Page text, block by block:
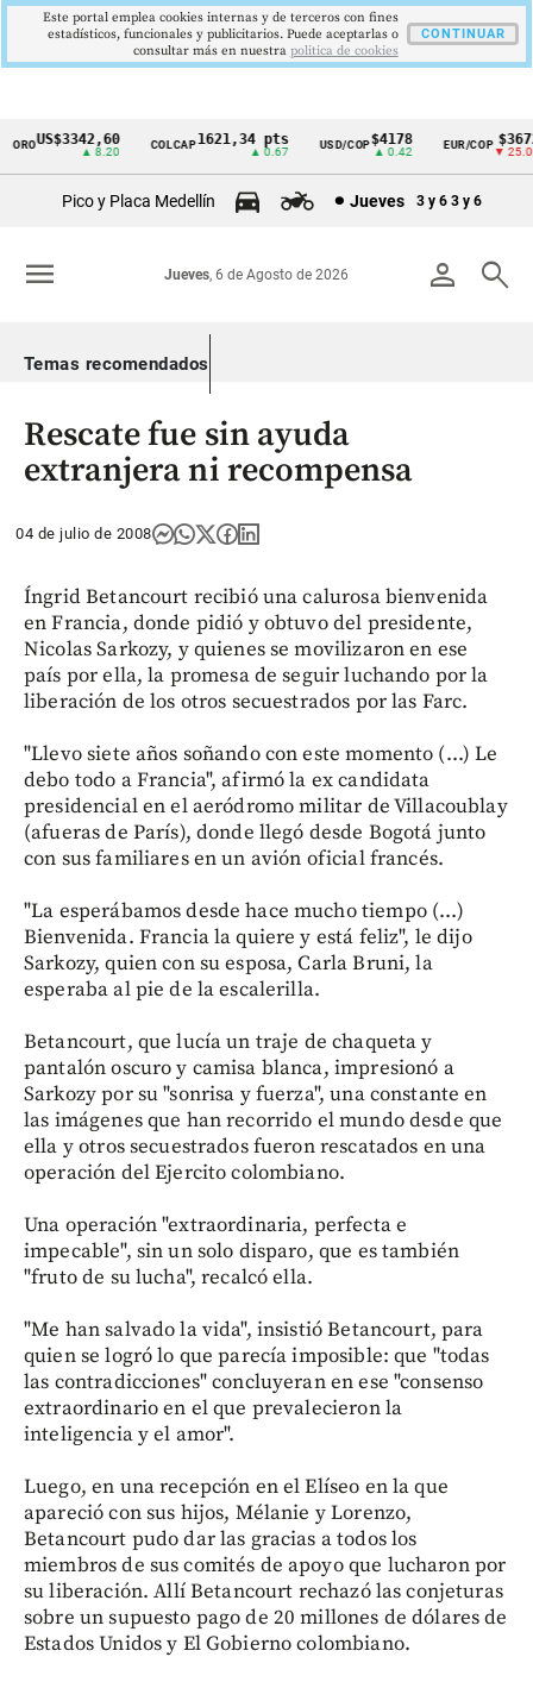
Cintillo
Colombia
US$3342,60
▲ 8.20
COLCAP1621,34 pts
▲ 0.67
USD/COP$4178
▲ 0.42
EUR/COP $3672
▼ 25.00
Pico y Placa Medellín Jueves 3 y 6 3 y 6
person search
Jueves, 6 de Agosto de 2026
menu
Temas recomendados
Rescate fue sin ayuda
extranjera ni recompensa
04 de julio de 2008
Íngrid Betancourt recibió una calurosa bienvenida
en Francia, donde pidió y obtuvo del presidente,
Nicolas Sarkozy, y quienes se movilizaron en ese
país por ella, la promesa de seguir luchando por la
liberación de los otros secuestrados por las Farc.
"Llevo siete años soñando con este momento (...) Le
debo todo a Francia", afirmó la ex candidata
presidencial en el aeródromo militar de Villacoublay
(afueras de París), donde llegó desde Bogotá junto
con sus familiares en un avión oficial francés.
"La esperábamos desde hace mucho tiempo (...)
Bienvenida. Francia la quiere y está feliz", le dijo
Sarkozy, quien con su esposa, Carla Bruni, la
esperaba al pie de la escalerilla.
Betancourt, que lucía un traje de chaqueta y
pantalón oscuro y camisa blanca, impresionó a
Sarkozy por su "sonrisa y fuerza", una constante en
las imágenes que han recorrido el mundo desde que
ella y otros secuestrados fueron rescatados en una
operación del Ejercito colombiano.
Una operación "extraordinaria, perfecta e
impecable", sin un solo disparo, que es también
"fruto de su lucha", recalcó ella.
"Me han salvado la vida", insistió Betancourt, para
quien se logró lo que parecía imposible: que "todas
las contradicciones" concluyeran en ese "consenso
extraordinario en el que prevalecieron la
inteligencia y el amor".
Luego, en una recepción en el Elíseo en la que
apareció con sus hijos, Mélanie y Lorenzo,
Betancourt pudo dar las gracias a todos los
miembros de sus comités de apoyo que lucharon por
su liberación. Allí Betancourt rechazó las conjeturas
sobre un supuesto pago de 20 millones de dólares de
Estados Unidos y El Gobierno colombiano.
Este portal emplea cookies internas y de terceros con fines
estadísticos, funcionales y publicitarios. Puede aceptarlas o
consultar más en nuestra politica de cookies
CONTINUAR